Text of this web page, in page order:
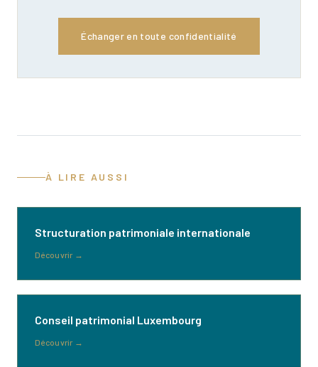
Échanger en toute confidentialité
À LIRE AUSSI
Structuration patrimoniale internationale
Découvrir→
Conseil patrimonial Luxembourg
Découvrir→